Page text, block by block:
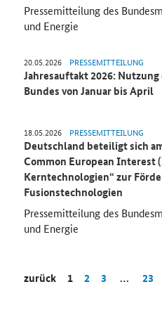
Pressemitteilung des
und Energie
20.05.2026 PRESSEMITTEILUNG
Jahresauftakt 2026:
Bundes von Januar bis April
18.05.2026 PRESSEMITTEILUNG
Deutschland beteiligt sich
Common European Interest
Kerntechnologien“ zur
Fusionstechnologien
Pressemitteilung des
und Energie
zurück 1 2 3 … 23